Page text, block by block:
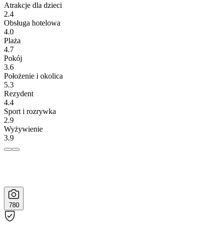
Atrakcje dla dzieci
2.4
Obsługa hotelowa
4.0
Plaża
4.7
Pokój
3.6
Położenie i okolica
5.3
Rezydent
4.4
Sport i rozrywka
2.9
Wyżywienie
3.9
780